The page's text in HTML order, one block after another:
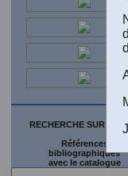
RECHERCHE SUR LE
Références
bibliographiques
avec le catalogue